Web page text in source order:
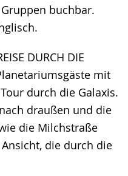
buchbar.
DURCH DIE
mit
durch die Galaxis.
draußen und die
die Milchstraße
die durch die